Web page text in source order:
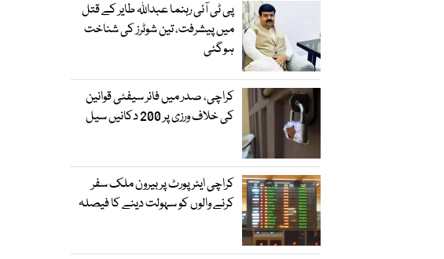
پی ٹی آئی رہنما عبداللہ طایر کے قتل
میں پیشرفت، تین شوٹرز کی شناخت
ہوگئی
کراچی، صدر میں فائر سیفٹی قوانین
کی خلاف ورزی پر 200 دکانیں سیل
کراچی ایئرپورٹ پر بیرون ملک سفر
کرنے والوں کو سہولت دینے کا فیصلہ